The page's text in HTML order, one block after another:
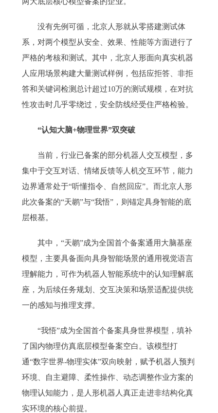
没有先例可循，北京人形就从零搭建测试体
系，对两个模型从安全、效果、性能等方面进行了
严格的考核和测试。其中，北京人形面向真实机器
人应用场景构建大量测试样例，包括应拒答、非拒
答和关键词检测总计超过10万的测试规模，在对抗
性攻击时几乎零绕过，安全防线经受住严格检验。
“认知大脑+物理世界”双突破
当前，行业已备案的部分机器人交互模型，多
集中于交互对话、情绪反馈等人机交互环节，能力
边界通常处于“听懂指令、自然回应”。而北京人形
此次备案的“天鹕”与“我悟”，则锚定具身智能的底
层根基。
其中，“天鹕”成为全国首个备案通用大脑基座
模型，主要具备面向具身智能场景的通用视觉语言
理解能力，可作为机器人智能系统中的认知理解底
座，为后续任务规划、交互决策和场景适配提供统
一的感知与推理支撑。
“我悟”成为全国首个备案具身世界模型，填补
了国内物理仿真底层模型备案空白。该模型打
通“数字世界-物理实体”双向映射，赋予机器人预判
环境、自主避障、柔性操作、动态调整作业方案的
物理认知能力，是人形机器人真正走进非结构化真
实环境的核心前提。